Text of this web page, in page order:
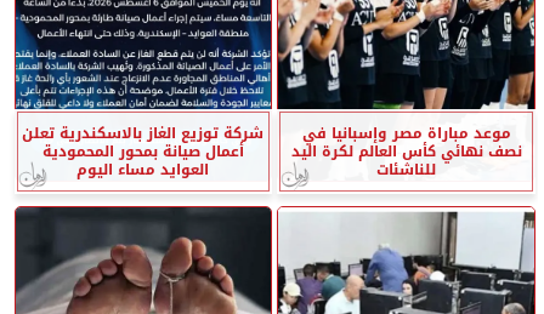
موعد مباراة مصر وإسبانيا في
نصف نهائي كأس العالم لكرة اليد
للناشئات
شركة توزيع الغاز بالاسكندرية تعلن
أعمال صيانة بمحور المحمودية
العوايد مساء اليوم